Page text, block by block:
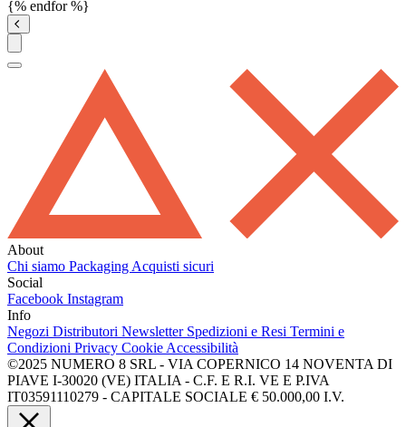
{% endfor %}
About
Chi siamo Packaging Acquisti sicuri
Social
Facebook Instagram
Info
Negozi Distributori Newsletter Spedizioni e Resi Termini e
Condizioni Privacy Cookie Accessibilità
©2025 NUMERO 8 SRL - VIA COPERNICO 14 NOVENTA DI
PIAVE I-30020 (VE) ITALIA - C.F. E R.I. VE E P.IVA
IT03591110279 - CAPITALE SOCIALE € 50.000,00 I.V.